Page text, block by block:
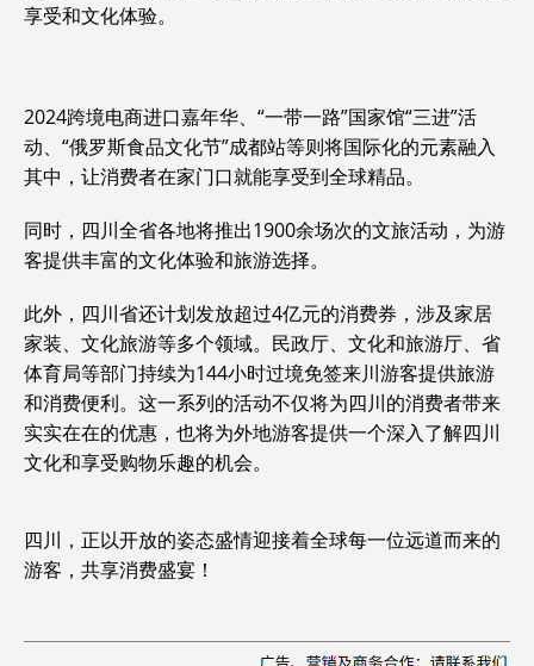
享受和文化体验。
2024跨境电商进口嘉年华、“一带一路”国家馆“三进”活
动、“俄罗斯食品文化节”成都站等则将国际化的元素融入
其中，让消费者在家门口就能享受到全球精品。
同时，四川全省各地将推出1900余场次的文旅活动，为游
客提供丰富的文化体验和旅游选择。
此外，四川省还计划发放超过4亿元的消费券，涉及家居
家装、文化旅游等多个领域。民政厅、文化和旅游厅、省
体育局等部门持续为144小时过境免签来川游客提供旅游
和消费便利。这一系列的活动不仅将为四川的消费者带来
实实在在的优惠，也将为外地游客提供一个深入了解四川
文化和享受购物乐趣的机会。
四川，正以开放的姿态盛情迎接着全球每一位远道而来的
游客，共享消费盛宴！